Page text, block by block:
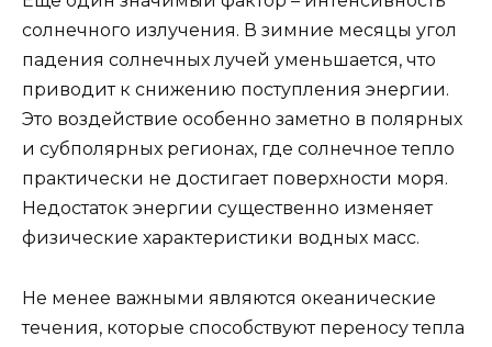
солнечного излучения. В зимние месяцы угол
падения солнечных лучей уменьшается, что
приводит к снижению поступления энергии.
Это воздействие особенно заметно в полярных
и субполярных регионах, где солнечное тепло
практически не достигает поверхности моря.
Недостаток энергии существенно изменяет
физические характеристики водных масс.
Не менее важными являются океанические
течения, которые способствуют переносу тепла